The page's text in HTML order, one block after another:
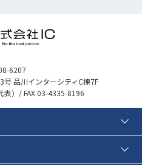
6207
品川インターシティC棟7F
表）/ FAX 03-4335-8196